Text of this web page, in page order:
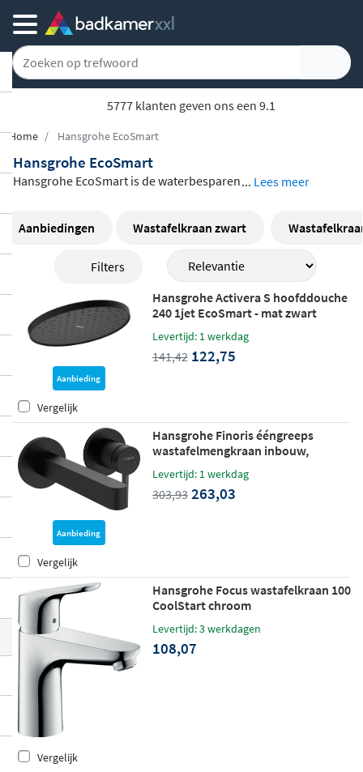
5777 klanten geven ons een 9.1
Home Hansgrohe EcoSmart
Hansgrohe EcoSmart
Hansgrohe EcoSmart is de waterbesparen
an Hansgrohe producten wordt toegepas
t, van douchekoppen en handdouches tot
thermostaatkranen en wastafelkranen. D
ankzij een slimme begrenzing van de wate
rstraal verbruik jetot wel 40 procent min
der water , zonder dat dit ten koste gaat va
n het doucheplezier. De luchtinjectie zorgt
voor een volle, krachtige straal bij een lag
er waterverbruik. Of je nu kiest voor een c
omplete showerpipe, een losse handdouc
he of een wastafelkraan:
EcoSmart maakt
duurzaam gebruik in de badkamer eenvo
udig en betaalbaar.
... Lees meer
Aanbiedingen Wastafelkraan zwart
Filters
Aanbieding
Hansgrohe Activera S hoofddouche
240 1jet EcoSmart - mat zwart
Levertijd: 1 werkdag
141,42 122,75
Vergelijk
Aanbieding
Hansgrohe Finoris ééngreeps
wastafelmengkraan inbouw,
voorsprong 168 mm met afvoerplug
mat zwart
Levertijd: 1 werkdag
303,93 263,03
Vergelijk
Hansgrohe Focus wastafelkraan 100
CoolStart chroom
Levertijd: 3 werkdagen
108,07
Vergelijk